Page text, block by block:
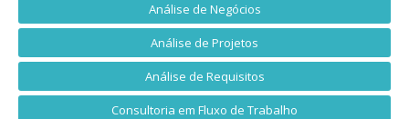
Análise de Negócios
Análise de Projetos
Análise de Requisitos
Consultoria em Fluxo de Trabalho